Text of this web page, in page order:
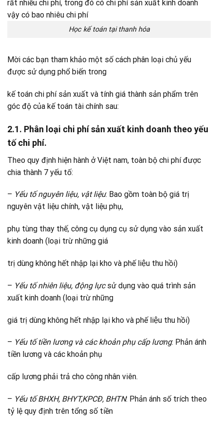
Học kế toán tại thanh hóa
Mời các bạn tham khảo một số cách phân loại chủ yếu
được sử dụng phổ biến trong
kế toán chi phí sản xuất và tính giá thành sản phẩm trên
góc độ của kế toán tài chính sau:
2.1. Phân loại chi phí sản xuất kinh doanh theo yếu
tố chi phí.
Theo quy định hiện hành ở Việt nam, toàn bộ chi phí được
chia thành 7 yếu tố:
– Yếu tố nguyên liệu, vật liệu: Bao gồm toàn bộ giá trị
nguyên vật liệu chính, vật liệu phụ,
phụ tùng thay thế, công cụ dụng cụ sử dụng vào sản xuất
kinh doanh (loại trừ những giá
trị dùng không hết nhập lại kho và phế liệu thu hồi)
– Yếu tố nhiên liệu, động lựcsử dụng vào quá trình sản
xuất kinh doanh (loại trừ những
giá trị dùng không hết nhập lại kho và phế liệu thu hồi)
– Yếu tố tiền lương và các khoản phụ cấp lương: Phản ánh
tiền lương và các khoản phụ
cấp lương phải trả cho công nhân viên.
– Yếu tố BHXH, BHYT,KPCĐ, BHTN: Phản ánh số trích theo
tỷ lệ quy định trên tổng số tiền